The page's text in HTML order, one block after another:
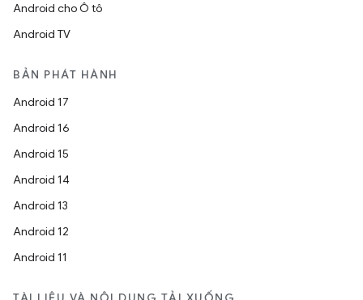
Android cho Ô tô
Android TV
BẢN PHÁT HÀNH
Android 17
Android 16
Android 15
Android 14
Android 13
Android 12
Android 11